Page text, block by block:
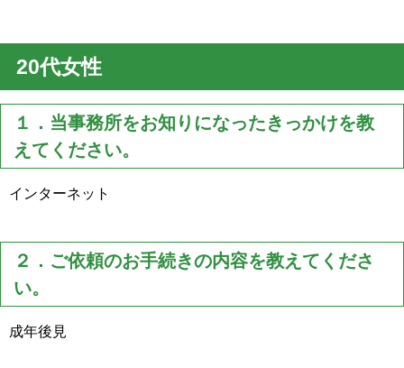
20代女性
１．当事務所をお知りになったきっかけを教
えてください。
インターネット
２．ご依頼のお手続きの内容を教えてくださ
い。
成年後見